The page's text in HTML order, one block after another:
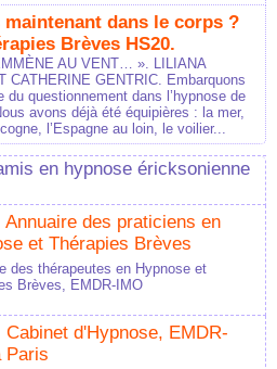
dans le corps ?
Brèves HS20.
AU VENT… ». LILIANA
CATHERINE GENTRIC. Embarquons
du questionnement dans l’hypnose de
avons déjà été équipières : la mer,
l’Espagne au loin, le voilier...
en hypnose éricksonienne
Annuaire des praticiens en
et Thérapies Brèves
des thérapeutes en Hypnose et
Brèves, EMDR-IMO
Cabinet d'Hypnose, EMDR-
Paris